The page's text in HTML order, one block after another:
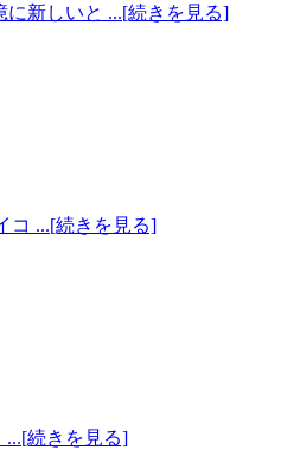
新しいと ...[続きを見る]
コ ...[続きを見る]
...[続きを見る]